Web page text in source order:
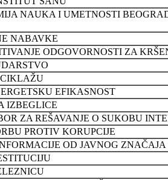
NAUKA I UMETNOSTI
NABAVKE
ODGOVORNOSTI ZA
EFIKASNOST
IZBEGLICE
ZA REŠAVANJE O SUKOBU
PROTIV KORUPCIJE
OD JAVNOG ZNAČAJA